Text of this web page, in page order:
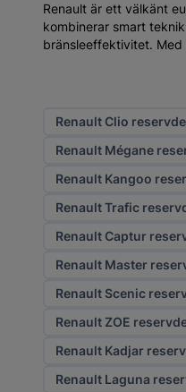
Renault är ett välkänt
kombinerar smart
bränsleeffektivitet.
från kompakta
Renault i bästa möjliga
hittar hos Mekster.se.
Renault Clio
Renault Mégane
Renault Kangoo
Renault Trafic
Renault Captur
Renault Master
Renault Scenic
Renault ZOE
Renault Kadjar
Renault Laguna